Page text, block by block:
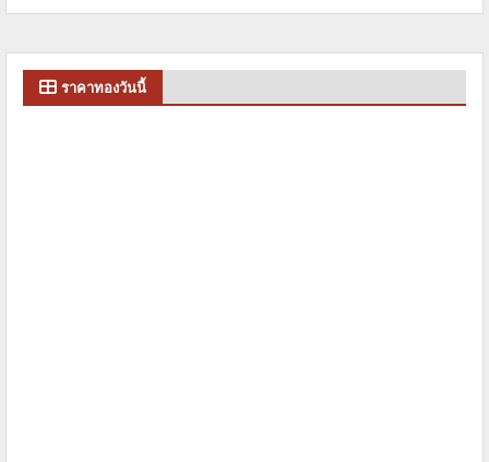
ราคาทองวันนี้